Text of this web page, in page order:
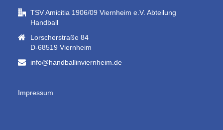
TSV Amicitia 1906/09 Viernheim e.V. Abteilung
Handball
Lorscherstraße 84
D-68519 Viernheim
info@handballinviernheim.de
Impressum